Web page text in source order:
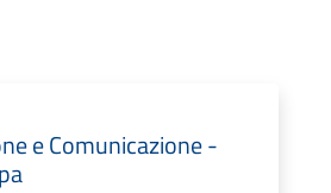
e Comunicazione -